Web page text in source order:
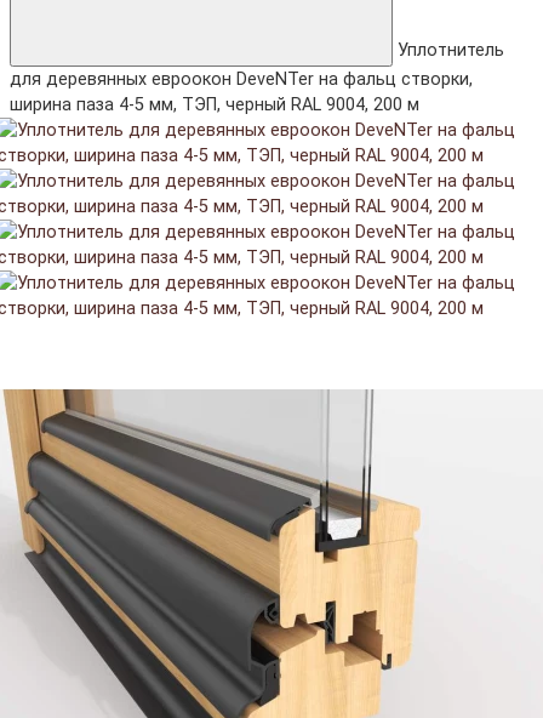
Уплотнитель
для деревянных евроокон DeveNTer на фальц створки,
ширина паза 4-5 мм, ТЭП, черный RAL 9004, 200 м